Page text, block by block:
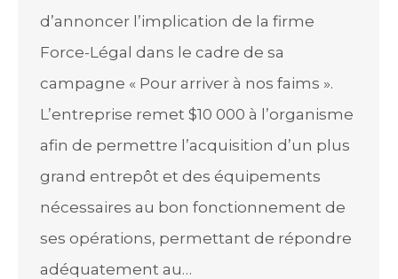
d’annoncer l’implication de la firme
Force-Légal dans le cadre de sa
campagne « Pour arriver à nos faims ».
L’entreprise remet $10 000 à l’organisme
afin de permettre l’acquisition d’un plus
grand entrepôt et des équipements
nécessaires au bon fonctionnement de
ses opérations, permettant de répondre
adéquatement au…